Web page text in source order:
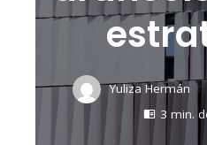
Yuliza Hermán
3 min.